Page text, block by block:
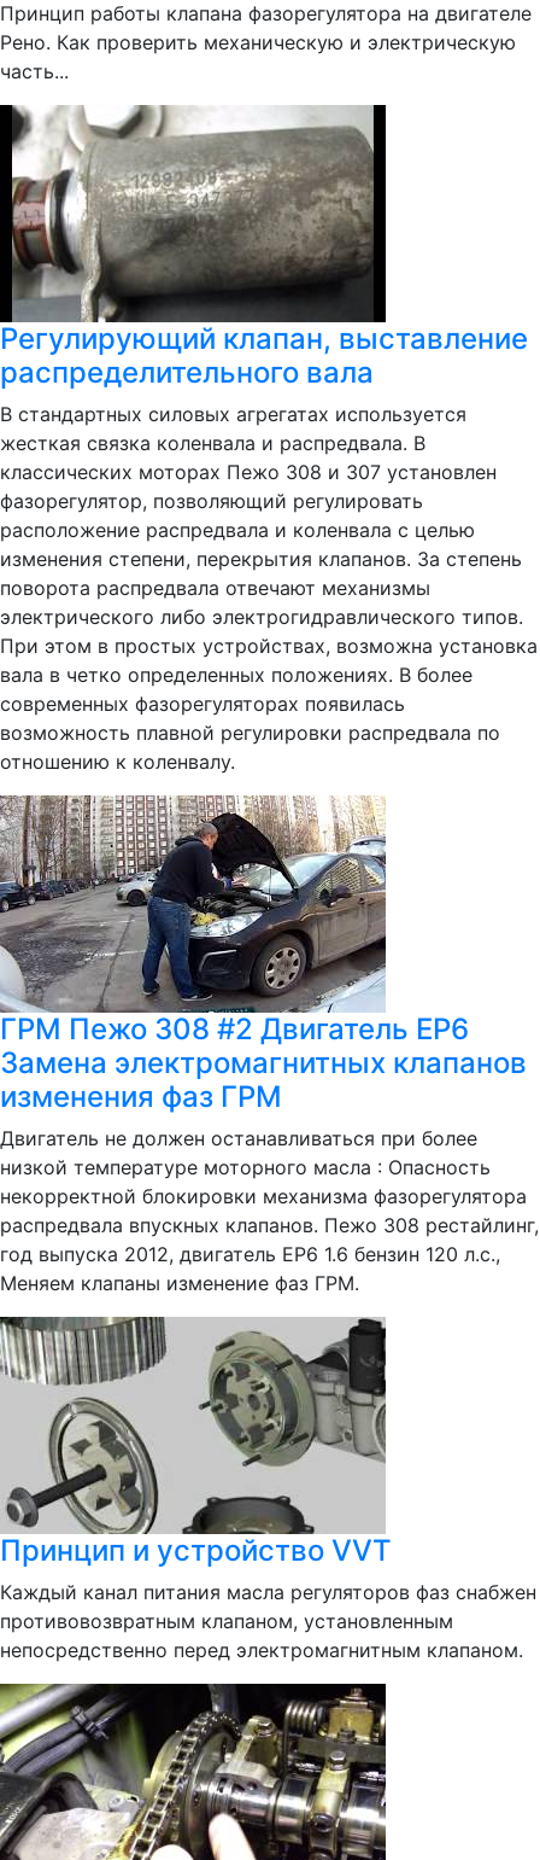
Принцип работы клапана фазорегулятора на двигателе
Рено. Как проверить механическую и электрическую
часть...
Регулирующий клапан, выставление
распределительного вала
В стандартных силовых агрегатах используется
жесткая связка коленвала и распредвала. В
классических моторах Пежо 308 и 307 установлен
фазорегулятор, позволяющий регулировать
расположение распредвала и коленвала с целью
изменения степени, перекрытия клапанов. За степень
поворота распредвала отвечают механизмы
электрического либо электрогидравлического типов.
При этом в простых устройствах, возможна установка
вала в четко определенных положениях. В более
современных фазорегуляторах появилась
возможность плавной регулировки распредвала по
отношению к коленвалу.
ГРМ Пежо 308 #2 Двигатель EP6
Замена электромагнитных клапанов
изменения фаз ГРМ
Двигатель не должен останавливаться при более
низкой температуре моторного масла : Опасность
некорректной блокировки механизма фазорегулятора
распредвала впускных клапанов. Пежо 308 рестайлинг,
год выпуска 2012, двигатель EP6 1.6 бензин 120 л.с.,
Меняем клапаны изменение фаз ГРМ.
Принцип и устройство VVT
Каждый канал питания масла регуляторов фаз снабжен
противовозвратным клапаном, установленным
непосредственно перед электромагнитным клапаном.